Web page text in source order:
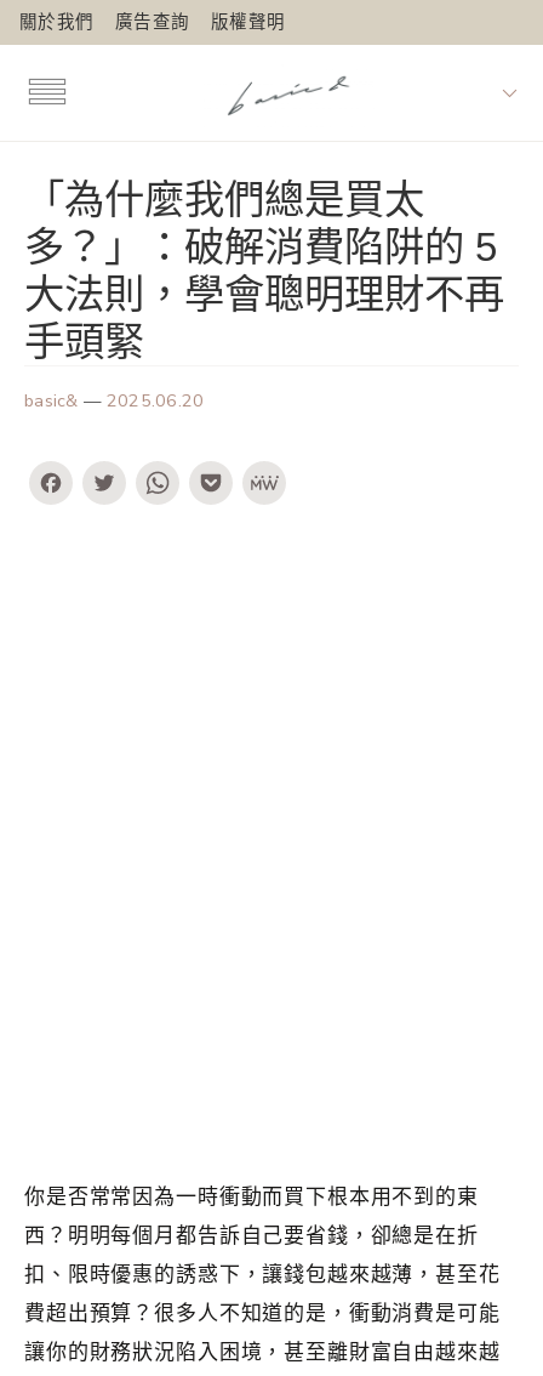
關於我們 廣告查詢 版權聲明
「為什麼我們總是買太
多？」：破解消費陷阱的 5
大法則，學會聰明理財不再
手頭緊
basic& — 2025.06.20
FacebookTwitterWhatsApp
Pocket
你是否常常因為一時衝動而買下根本用不到的東
西？明明每個月都告訴自己要省錢，卻總是在折
扣、限時優惠的誘惑下，讓錢包越來越薄，甚至花
費超出預算？很多人不知道的是，衝動消費是可能
讓你的財務狀況陷入困境，甚至離財富自由越來越